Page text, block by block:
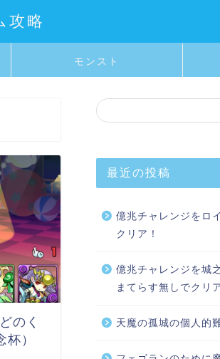
攻略
モンスト
のく
）
最近の投稿
億兆チャレンジをロ
クリア！
億兆チャレンジを城
まてらす無しでクリ
天魔の孤城の個人的